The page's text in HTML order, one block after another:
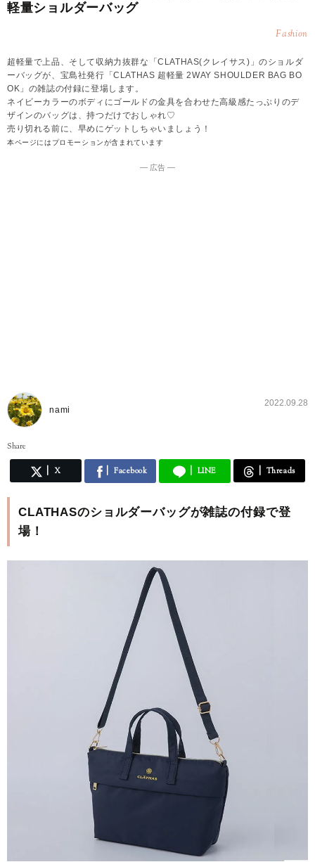
軽量ショルダーバッグ
Fashion
超軽量で上品、そして収納力抜群な「CLATHAS(クレイサス)」のショルダ
ーバッグが、宝島社発行「CLATHAS 超軽量 2WAY SHOULDER BAG BO
OK」の雑誌の付録に登場します。
ネイビーカラーのボディにゴールドの金具を合わせた高級感たっぷりのデ
ザインのバッグは、持つだけでおしゃれ♡
売り切れる前に、早めにゲットしちゃいましょう！
本ページにはプロモーションが含まれています
― 広告 ―
nami
2022.09.28
Share
X Facebook LINE Threads
CLATHASのショルダーバッグが雑誌の付録で登
場！